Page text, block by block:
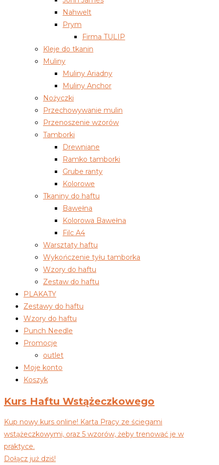
Nahwelt
Prym
Firma TULIP
Kleje do tkanin
Muliny
Muliny Ariadny
Muliny Anchor
Nożyczki
Przechowywanie mulin
Przenoszenie wzorów
Tamborki
Drewniane
Ramko tamborki
Grube ranty
Kolorowe
Tkaniny do haftu
Bawełna
Kolorowa Bawełna
Filc A4
Warsztaty haftu
Wykończenie tyłu tamborka
Wzory do haftu
Zestaw do haftu
PLAKATY
Zestawy do haftu
Wzory do haftu
Punch Needle
Promocje
outlet
Moje konto
Koszyk
Kurs Haftu Wstążeczkowego
Kup nowy kurs online! Karta Pracy ze ściegami
wstążeczkowymi, oraz 5 wzorów, żeby trenować je w
praktyce.
Dołącz już dziś!